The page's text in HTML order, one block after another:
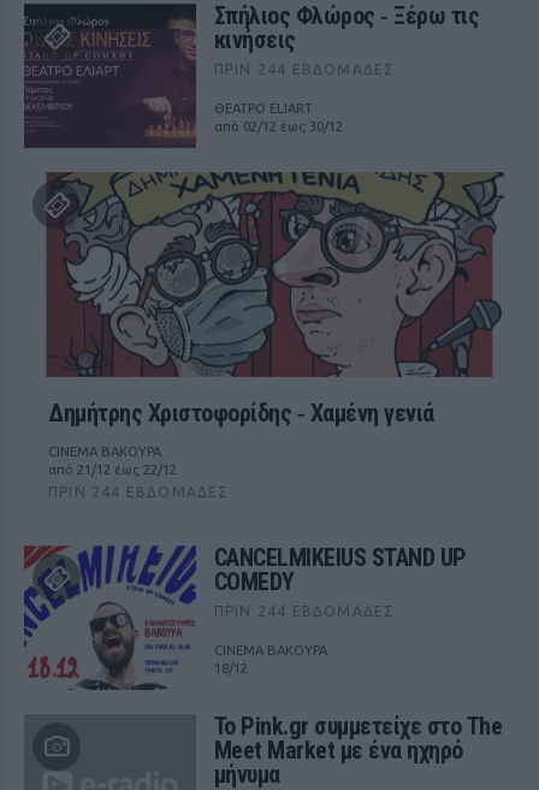
Σπήλιος Φλώρος ‑ Ξέρω τις
κινήσεις
ΠΡΙΝ 244 ΕΒΔΟΜΆΔΕΣ
ΘΕΑΤΡΟ ELIART
από 02/12 έως 30/12
Δημήτρης Χριστοφορίδης ‑ Χαμένη γενιά
CINEMA ΒΑΚΟΥΡΑ
από 21/12 έως 22/12
ΠΡΙΝ 244 ΕΒΔΟΜΆΔΕΣ
CANCELMIKEIUS STAND UP
COMEDY
ΠΡΙΝ 244 ΕΒΔΟΜΆΔΕΣ
CINEMA ΒΑΚΟΥΡΑ
18/12
Το Pink.gr συμμετείχε στο The
Meet Market με ένα ηχηρό
μήνυμα